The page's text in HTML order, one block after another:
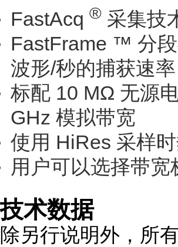
FastAcq ® 采集技
FastFrame ™ 分
波形/秒的捕获速率
标配 10 MΩ 无源
GHz 模拟带宽
使用 HiRes 采样
用户可以选择带
技术数据
除另行说明外，所